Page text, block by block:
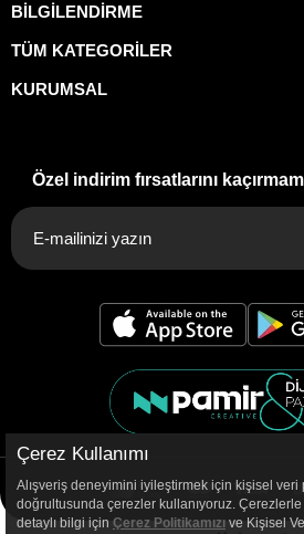
BİLGİLENDİRME
TÜM KATEGORİLER
KURUMSAL
Özel indirim fırsatlarını
Çerez Kullanımı
Alışveriş deneyimini iyileştirmek için kişisel veri
doğrultusunda çerezler kullanıyoruz.
detaylı bilgi için Çerez Politikamızı ve Kişisel